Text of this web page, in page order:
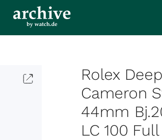
Rolex
Cameron
44mm
LC 100